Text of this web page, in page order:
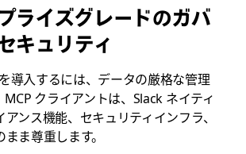
ライズグレードのガバ
キュリティ
導入するには、データの厳格な管理
クライアントは、Slack ネイティ
ンス機能、セキュリティインフラ、
ま尊重します。